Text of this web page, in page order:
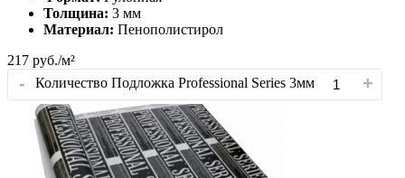
Толщина: 3 мм
Материал: Пенополистирол
217 руб./м²
- Количество Подложка Professional Series 3мм +